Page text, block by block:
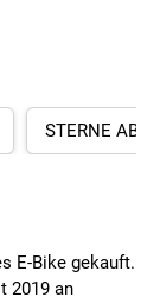
STERNE
E-Bike gekauft.
2019 an